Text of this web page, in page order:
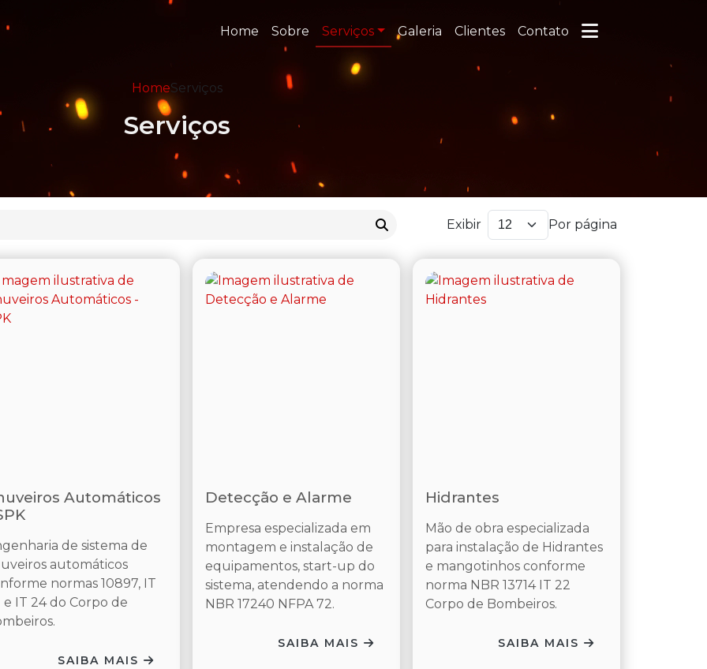
Home Sobre Serviços Galeria Clientes Contato
HomeServiços
Serviços
Exibir Por página
Automáticos
de sistema de
automáticos
normas 10897, IT
e IT 24 do Corpo de
SAIBA MAIS
Detecção e Alarme
Empresa especializada em
montagem e instalação de
equipamentos, start-up do
sistema, atendendo a norma
NBR 17240 NFPA 72.
SAIBA MAIS
Hidrantes
Mão de obra especializada
para instalação de Hidrantes
e mangotinhos conforme
norma NBR 13714 IT 22
Corpo de Bombeiros.
SAIBA MAIS